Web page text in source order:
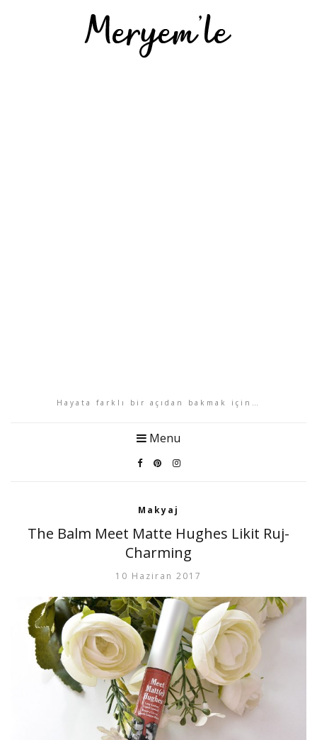
Hayata farklı bir açıdan bakmak için…
Menu
Makyaj
The Balm Meet Matte Hughes Likit Ruj-
Charming
10 Haziran 2017